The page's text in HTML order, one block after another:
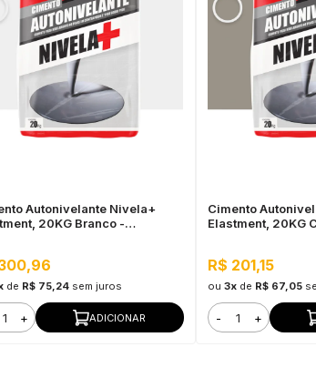
Autonivelante Nivela+
20KG Branco -
de R$ 75,24 sem juros
+ ADICIONAR
Cimento
Elastment, 20KG
R$ 201,15
ou 3xde R$ 67,05
- +